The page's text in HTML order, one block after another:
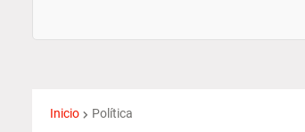
Inicio Política